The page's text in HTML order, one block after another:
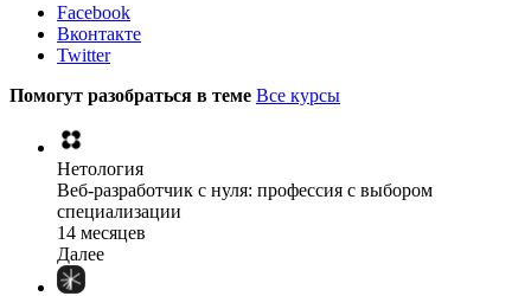
Facebook
Вконтакте
Twitter
Помогут разобраться в теме Все курсы
Нетология
Веб-разработчик с нуля: профессия с выбором
специализации
14 месяцев
Далее